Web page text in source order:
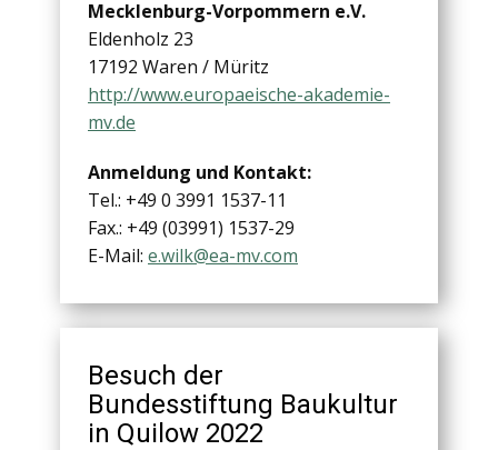
Mecklenburg-Vorpommern e.V.
Eldenholz 23
17192 Waren / Müritz
http://www.europaeische-akademie-
mv.de
Anmeldung und Kontakt:
Tel.: +49 0 3991 1537-11
Fax.: +49 (03991) 1537-29
E-Mail: e.wilk@ea-mv.com
Besuch der
Bundesstiftung Baukultur
in Quilow 2022